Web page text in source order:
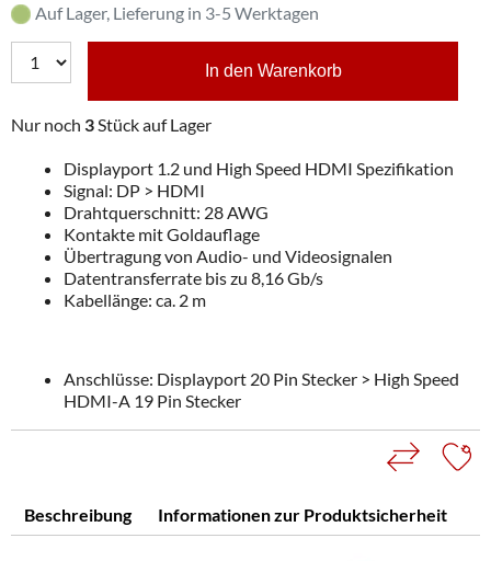
Auf Lager, Lieferung in 3-5 Werktagen
In den Warenkorb
Nur noch 3Stück auf Lager
Displayport 1.2 und High Speed HDMI Spezifikation
Signal: DP > HDMI
Drahtquerschnitt: 28 AWG
Kontakte mit Goldauflage
Übertragung von Audio- und Videosignalen
Datentransferrate bis zu 8,16 Gb/s
Kabellänge: ca. 2 m
Anschlüsse: Displayport 20 Pin Stecker > High Speed
HDMI-A 19 Pin Stecker
Beschreibung Informationen zur Produktsicherheit